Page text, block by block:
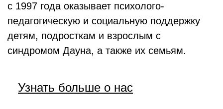
с 1997 года оказывает психолого-
педагогическую и социальную поддержку
детям, подросткам и взрослым с
синдромом Дауна, а также их семьям.​
Узнать больше о нас